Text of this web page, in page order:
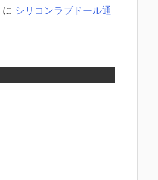
に シリコンラブドール通